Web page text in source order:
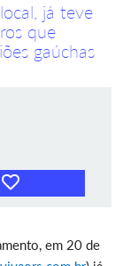
já teve
que
gaúchas
em 20 de